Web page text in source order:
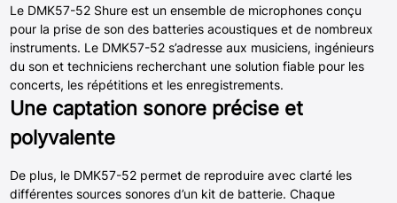
Le DMK57-52 Shure est un ensemble de microphones conçu
pour la prise de son des batteries acoustiques et de nombreux
instruments. Le DMK57-52 s’adresse aux musiciens, ingénieurs
du son et techniciens recherchant une solution fiable pour les
concerts, les répétitions et les enregistrements.
Une captation sonore précise et
polyvalente
De plus, le DMK57-52 permet de reproduire avec clarté les
différentes sources sonores d’un kit de batterie. Chaque